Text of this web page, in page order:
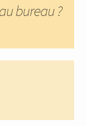
bureau ?